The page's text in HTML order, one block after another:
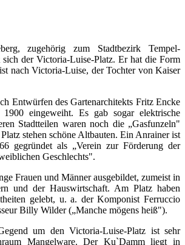
zugehörig zum Stadtbezirk Tempel-
sich der Victoria-Luise-Platz. Er hat die Form
nach Victoria-Luise, der Tochter von Kaiser
Entwürfen des Gartenarchitekts Fritz Encke
eingeweiht. Es gab sogar elektrische
Stadtteilen waren noch die „Gasfunzeln"
stehen schöne Altbauten. Ein Anrainer ist
gegründet als „Verein zur Förderung der
Geschlechts".
Frauen und Männer ausgebildet, zumeist in
und der Hauswirtschaft. Am Platz haben
gelebt, u. a. der Komponist Ferruccio
Billy Wilder („Manche mögens heiß").
um den Victoria-Luise-Platz ist sehr
Mangelware. Der Ku`Damm liegt in